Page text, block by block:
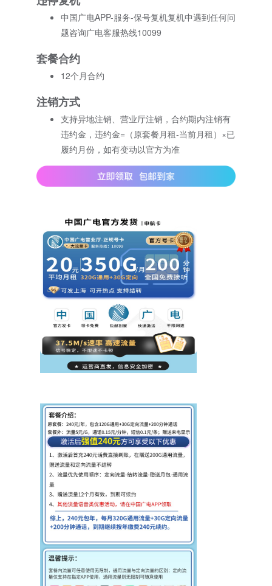
中国广电APP-服务-保号复机复机中遇到任何问
题咨询广电客服热线10099
套餐合约
12个月合约
注销方式
支持异地注销、营业厅注销，合约期内注销有
违约金，违约金=（原套餐月租-当前月租）×已
履约月份，如有变动以官方为准